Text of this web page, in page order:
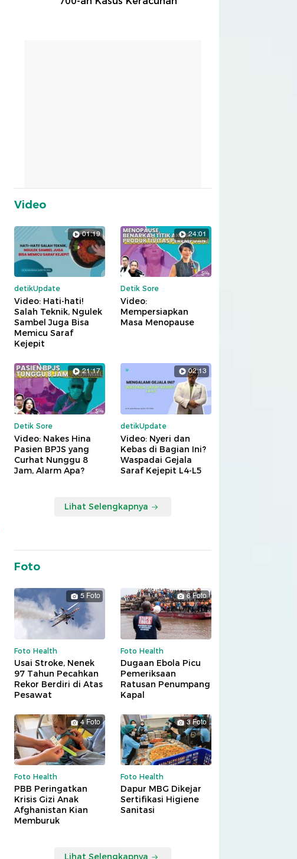
Video
01:19
detikUpdate
Video: Hati-hati!
Salah Teknik, Ngulek
Sambel Juga Bisa
Memicu Saraf
Kejepit
24:01
Detik Sore
Video:
Mempersiapkan
Masa Menopause
21:17
Detik Sore
Video: Nakes Hina
Pasien BPJS yang
Curhat Nunggu 8
Jam, Alarm Apa?
02:13
detikUpdate
Video: Nyeri dan
Kebas di Bagian Ini?
Waspadai Gejala
Saraf Kejepit L4-L5
Lihat Selengkapnya
Foto
5 Foto
Foto Health
Usai Stroke, Nenek
97 Tahun Pecahkan
Rekor Berdiri di Atas
Pesawat
6 Foto
Foto Health
Dugaan Ebola Picu
Pemeriksaan
Ratusan Penumpang
Kapal
4 Foto
Foto Health
PBB Peringatkan
Krisis Gizi Anak
Afghanistan Kian
Memburuk
3 Foto
Foto Health
Dapur MBG Dikejar
Sertifikasi Higiene
Sanitasi
Lihat Selengkapnya